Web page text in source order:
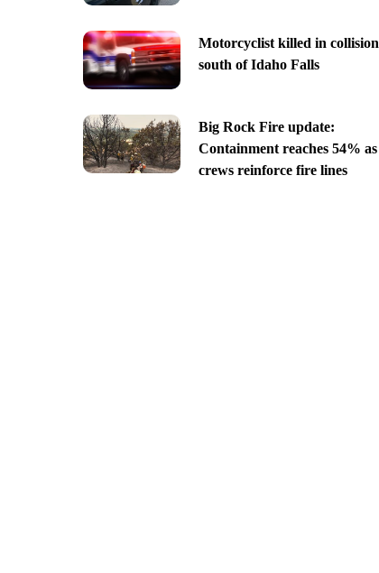
Motorcyclist killed in collision
south of Idaho Falls
Big Rock Fire update:
Containment reaches 54% as
crews reinforce fire lines